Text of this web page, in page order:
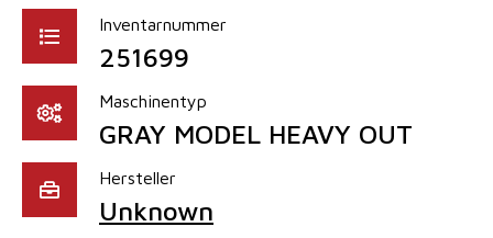
Inventarnummer
251699
Maschinentyp
GRAY MODEL HEAVY OUT
Hersteller
Unknown